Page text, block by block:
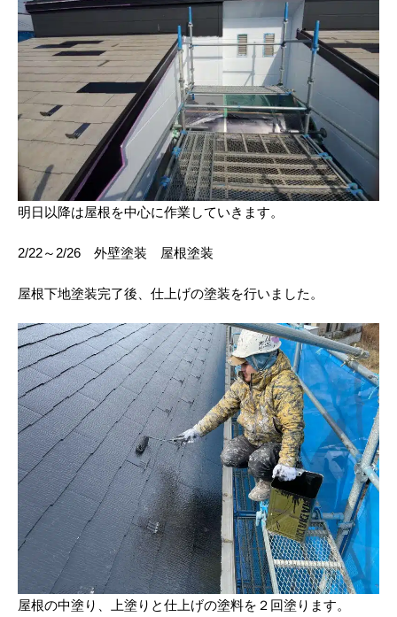
明日以降は屋根を中心に作業していきます。
2/22～2/26 外壁塗装 屋根塗装
屋根下地塗装完了後、仕上げの塗装を行いました。
屋根の中塗り、上塗りと仕上げの塗料を２回塗ります。